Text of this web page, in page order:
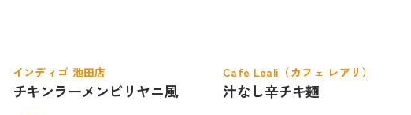
インディゴ 池田店
チキンラーメンビリヤニ風
Cafe Leali（カフェ レアリ）
汁なし辛チキ麺